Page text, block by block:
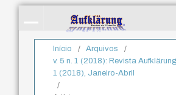
Início / Arquivos
/
v. 5 n. 1 (2018): Revista
1 (2018), Janeiro-Abril
/